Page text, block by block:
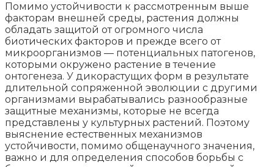
Помимо устойчивости к рассмотренным выше
факторам внешней среды, растения должны
обладать защитой от огромного числа
биотических факторов и прежде всего от
микроорганизмов — потенциальных патогенов,
которыми окружено растение в течение
онтогенеза. У дикорастущих форм в результате
длительной сопряженной эволюции с другими
организмами вырабатывались разнообразные
защитные механизмы, которые не всегда
представлены у культурных растений. Поэтому
выяснение естественных механизмов
устойчивости, помимо общенаучного значения,
важно и для определения способов борьбы с